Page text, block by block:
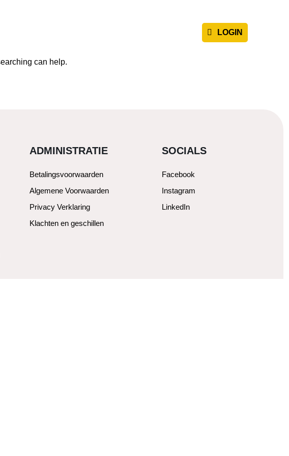
can help.
ADMINISTRATIE
Betalingsvoorwaarden
Algemene Voorwaarden
Privacy Verklaring
Klachten en geschillen
SOCIALS
Facebook
Instagram
LinkedIn